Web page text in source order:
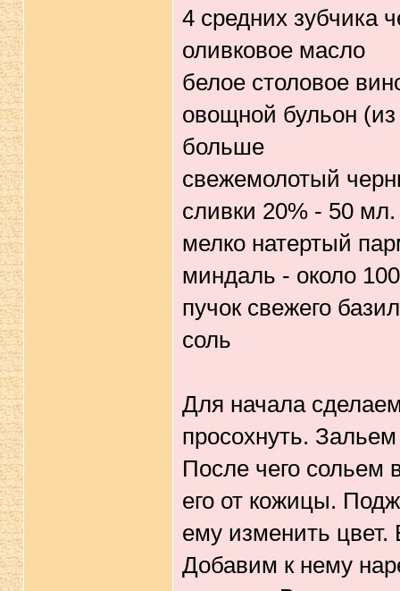
4 средних зубчика
оливковое масло
белое столовое
овощной бульон
больше
свежемолотый
сливки 20% - 50 мл.
мелко натертый
миндаль - около
пучок свежего
соль
Для начала
просохнуть.
После чего сольем
его от кожицы.
ему изменить
Добавим к нему